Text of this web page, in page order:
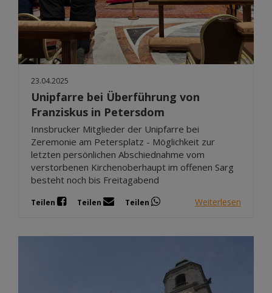
23.04.2025
Unipfarre bei Überführung von
Franziskus in Petersdom
Innsbrucker Mitglieder der Unipfarre bei
Zeremonie am Petersplatz - Möglichkeit zur
letzten persönlichen Abschiednahme vom
verstorbenen Kirchenoberhaupt im offenen Sarg
besteht noch bis Freitagabend
Teilen Teilen Teilen Weiterlesen